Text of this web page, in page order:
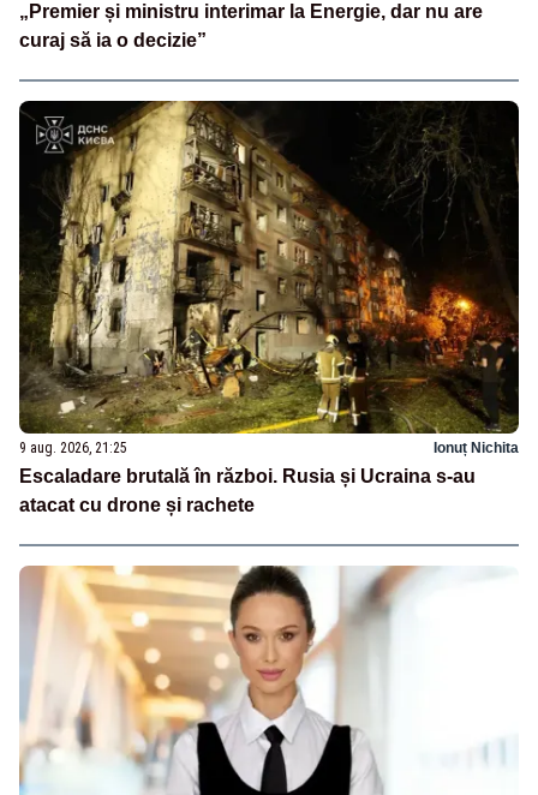
„Premier și ministru interimar la Energie, dar nu are
curaj să ia o decizie”
9 aug. 2026, 21:25 Ionuț Nichita
Escaladare brutală în război. Rusia și Ucraina s-au
atacat cu drone și rachete